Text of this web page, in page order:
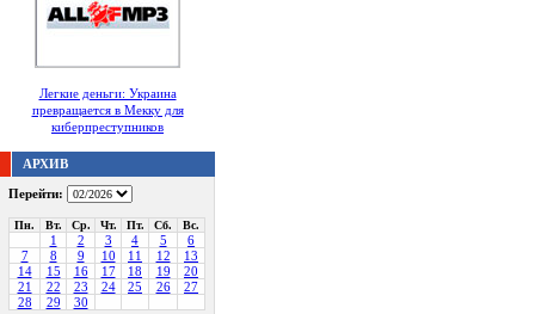
Легкие деньги: Украина
превращается в Мекку для
киберпреступников
АРХИВ
Перейти:
Пн. Вт. Ср. Чт. Пт. Сб. Вс.
1 2 3 4 5
6
7
8 9 10 11 12
13
14
15 16 17 18 19
20
21
22 23 24 25 26
27
28
29 30